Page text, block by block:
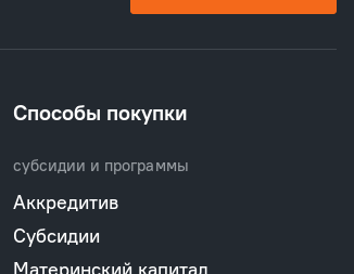
Способы покупки
субсидии и программы
Аккредитив
Субсидии